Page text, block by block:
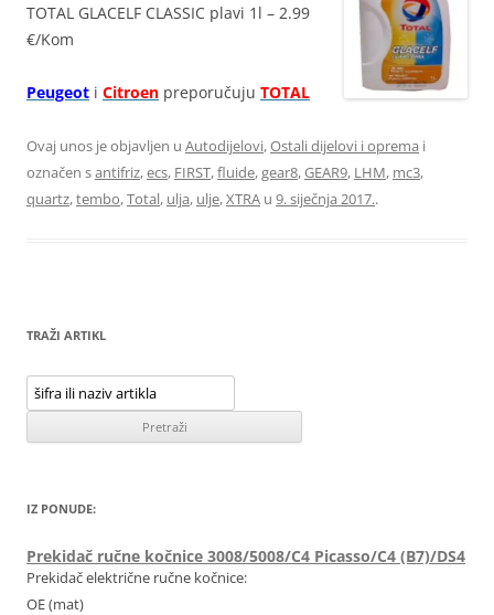
TOTAL GLACELF CLASSIC plavi 1l – 2.99
€/Kom
Peugeot i Citroen preporučuju TOTAL
Ovaj unos je objavljen u Autodijelovi,Ostali dijelovi i oprema i
označen santifriz,ecs, FIRST,fluide,gear8,GEAR9, LHM, mc3,
quartz,tembo,Total, ulja, ulje,XTRA u 9. siječnja 2017..
TRAŽI ARTIKL
IZ PONUDE:
Prekidač ručne kočnice 3008/5008/C4 Picasso/C4 (B7)/DS4
Prekidač električne ručne kočnice:
OE (mat)